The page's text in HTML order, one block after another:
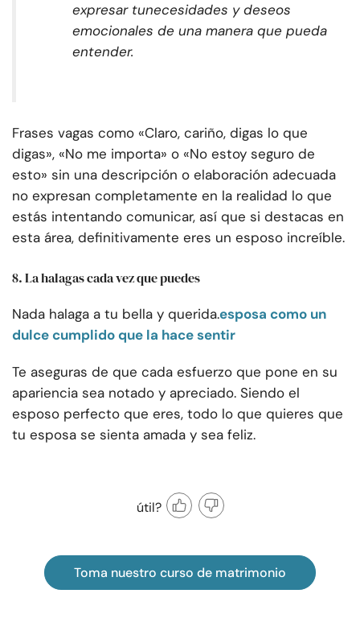
expresar tunecesidades y deseos
emocionales de una manera que pueda
entender.
Frases vagas como «Claro, cariño, digas lo que
digas», «No me importa» o «No estoy seguro de
esto» sin una descripción o elaboración adecuada
no expresan completamente en la realidad lo que
estás intentando comunicar, así que si destacas en
esta área, definitivamente eres un esposo increíble.
8. La halagas cada vez que puedes
Nada halaga a tu bella y querida.esposa como un
dulce cumplido que la hace sentir
Te aseguras de que cada esfuerzo que pone en su
apariencia sea notado y apreciado. Siendo el
esposo perfecto que eres, todo lo que quieres que
tu esposa se sienta amada y sea feliz.
útil?
Toma nuestro curso de matrimonio